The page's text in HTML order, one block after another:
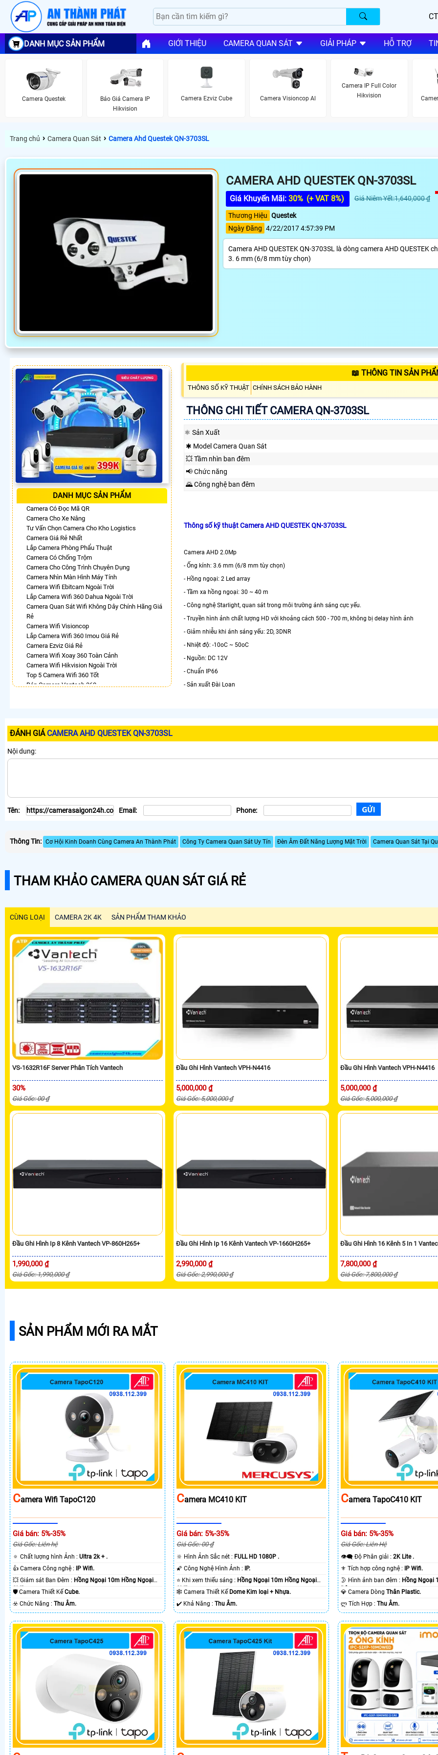
DANH MỤC SẢN PHẨM GIỚI THIỆU CAMERA QUAN SÁT GIẢI PHÁP HỖ TRỢ
Camera Questek
Báo Giá Camera IP
Hikvision
Camera Ezviz Cube Camera Visioncop Al
Camera IP Full Color
Hikvision
Trang chủ › Camera Quan Sát › Camera Ahd Questek QN-3703SL
CAMERA AHD QUESTEK QN-3703SL
Giá Khuyến Mãi: 30% (+ VAT 8%) Giá Niêm Yết:1,640,000 ₫
Thương Hiệu Questek
Ngày Đăng 4/22/2017 4:57:39 PM
Camera AHD QUESTEK QN-3703SL là dòng camera AHD
3. 6 mm (6/8 mm tùy chọn)
DANH MỤC SẢN PHẨM
Camera Có Đọc Mã QR
Camera Cho Xe Nâng
Tư Vấn Chọn Camera Cho Kho Logistics
Camera Giá Rẻ Nhất
Lắp Camera Phòng Phẩu Thuật
Camera Có Chống Trộm
Camera Cho Công Trình Chuyên Dụng
Camera Nhìn Màn Hình Máy Tính
Camera Wifi Ebitcam Ngoài Trời
Lắp Camera Wifi 360 Dahua Ngoài Trời
Camera Quan Sát Wifi Không Dây Chính Hãng Giá
Rẻ
Camera Wifi Visioncop
Lắp Camera Wifi 360 Imou Giá Rẻ
Camera Ezviz Giá Rẻ
Camera Wifi Xoay 360 Toàn Cảnh
Camera Wifi Hikvision Ngoài Trời
Top 5 Camera Wifi 360 Tốt
Bán Camera Vantech 360
Camera 360 Báo Động Ezviz
Camera Wifi Ezviz Xoay 360 Độ Chính Hãng Chất
Lượng Tốt
Camera Imou 360 Trong Nhà
Lắp Camera Kho Hàng Giá Rẻ
Lắp Camera Công Trình Giá Rẻ
📖 THÔNG TIN SẢN
THÔNG SỐ KỸ THUẬT CHÍNH SÁCH BẢO HÀNH
THÔNG CHI TIẾT CAMERA QN-3703SL
⚛️ Sản Xuất
✱ Model Camera Quan Sát
💥 Tầm nhìn ban đêm
📢 Chức năng
🌄 Công nghệ ban đêm
Thông số kỹ thuật Camera AHD QUESTEK QN-3703SL
Camera AHD 2.0Mp
- Ống kính: 3.6 mm (6/8 mm tùy chọn)
- Hồng ngoại: 2 Led array
- Tầm xa hồng ngoại: 30 ~ 40 m
- Công nghệ Starlight, quan sát trong môi trường ánh sáng cực yếu.
- Truyền hình ảnh chất lượng HD với khoảng cách 500 - 700 m, không bị delay hình ảnh
- Giảm nhiễu khi ánh sáng yếu: 2D, 3DNR
- Nhiệt độ: -10oC ~ 50oC
- Nguồn: DC 12V
- Chuẩn IP66
- Sản xuất Đài Loan
ĐÁNH GIÁ CAMERA AHD QUESTEK QN-3703SL
Nội dung:
Tên: Email: Phone:
Thông Tin: Cơ Hội Kinh Doanh Cùng Camera An Thành Phát Công Ty Camera Quan Sát Uy Tín Đèn Âm Đất Năng Lượng Mặt Trời Camera Quan Sát Tại
THAM KHẢO CAMERA QUAN SÁT GIÁ RẺ
CÙNG LOẠI CAMERA 2K 4K SẢN PHẨM THAM KHẢO
VS-1632R16F Server Phân Tích Vantech
30%
Giá Gốc: 00 ₫
Đầu Ghi Hình Vantech VPH-N4416
5,000,000 ₫
Giá Gốc: 5,000,000 ₫
Đầu Ghi Hình Vantech VPH-N4416
5,000,000 ₫
Giá Gốc: 5,000,000 ₫
Đầu Ghi Hình Ip 8 Kênh Vantech VP-860H265+
1,990,000 ₫
Giá Gốc: 1,990,000 ₫
Đầu Ghi Hình Ip 16 Kênh Vantech VP-1660H265+
2,990,000 ₫
Giá Gốc: 2,990,000 ₫
Đầu Ghi Hình 16 Kênh 5 In 1
7,800,000 ₫
Giá Gốc: 7,800,000 ₫
SẢN PHẨM MỚI RA MẮT
CAmera Wifi TapoC120
Giá bán: 5%-35%
Giá Gốc: Liên hệ
🔅 Chất lượng hình Ảnh : Ultra 2k + .
👍 Camera Công nghệ : IP Wifi.
💥 Giám sát Ban Đêm : Hồng Ngoại 10m Hồng Ngoại
SMD.🛡 Camera Thiết KếCube.
️☣️ Chức Năng : Thu Âm.
CAmera MC410 KIT
Giá bán: 5%-35%
Giá Gốc: 00 ₫
🔆 Hình Ảnh Sắc nét : FULL HD 1080P .
🌠 Công Nghệ Hình Ảnh : IP.
⭐ Khi xem thiếu sáng : Hồng Ngoại 10m Hồng Ngoại
SMD.🕸️ Camera Thiết Kế Dome Kim loại + Nhựa.
️✔️ Khả Năng :Thu Âm.
CAmera TapoC410 KIT
Giá bán: 5%-35%
Giá Gốc: Liên Hệ
👁️‍🗨 Độ Phân giải : 2K Lite .
⚜️ Tích hợp công nghệ : IP Wifi.
🌛 Hình ảnh ban đêm : Hồng Ngoại
Ðêm.💎 Camera Dòng Thân Plastic.
️ლ Tích Hợp : Thu Âm.